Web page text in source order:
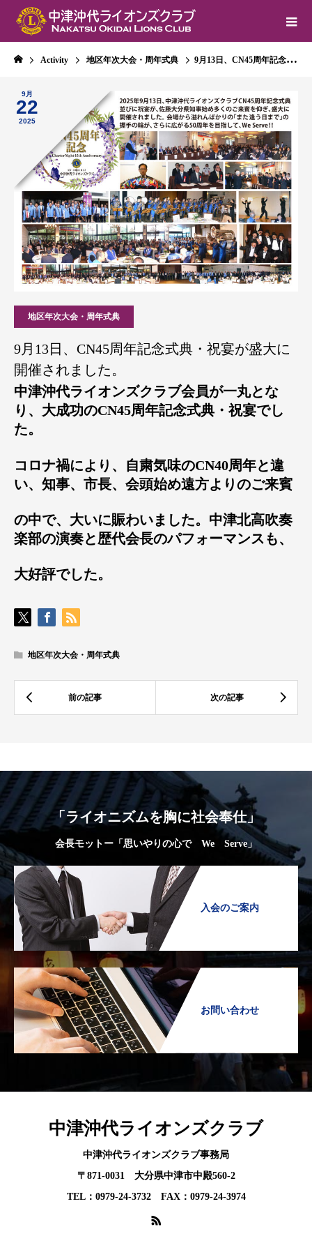
Activity 地区年次大会・周年式典 9月13日、CN45周年記念式典・祝宴が盛大に開催されました。
9月
22
2025
地区年次大会・周年式典
9月13日、CN45周年記念式典・祝宴が盛大に
開催されました。
中津沖代ライオンズクラブ会員が一丸とな
り、大成功のCN45周年記念式典・祝宴でし
た。
コロナ禍により、自粛気味のCN40周年と違
い、知事、市長、会頭始め遠方よりのご来賓
の中で、大いに賑わいました。中津北高吹奏
楽部の演奏と歴代会長のパフォーマンスも、
大好評でした。
地区年次大会・周年式典
「ライオニズムを胸に社会奉仕」
会長モットー「思いやりの心で We Serve」
入会のご案内
お問い合わせ
中津沖代ライオンズクラブ
中津沖代ライオンズクラブ事務局
〒871-0031 大分県中津市中殿560-2
TEL：0979-24-3732 FAX：0979-24-3974